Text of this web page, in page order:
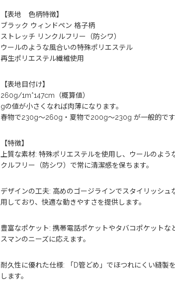
【表地 色柄特徴】
ブラック ウィンドペン 格子柄
ストレッチ リンクルフリー（防シワ）
ウールのような風合いの特殊ポリエステル
再生ポリエステル繊維使用
【表地目付け】
260g/1m*147cm（概算値）
gの値が小さくなれば肉薄になります。
春物で230g～260g・夏物で200g～230g が一般的です
【特徴】
上質な素材: 特殊ポリエステルを使用し、ウールのよ
クルフリー（防シワ）で常に清潔感を保ちます。
デザインの工夫: 高めのゴージラインでスタイリッシ
用しており、快適な動きやすさを提供します。
豊富なポケット: 携帯電話ポケットやタバコポケット
スマンのニーズに応えます。
耐久性に優れた仕様: 「D管どめ」でほつれにくい縫製
します。